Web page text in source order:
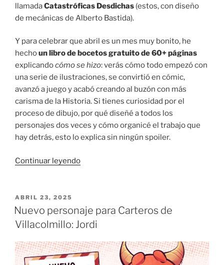
llamadaCatastróficas Desdichas (estos, con diseño
de mecánicas de Alberto Bastida).
Y para celebrar que abril es un mes muy bonito, he
hechoun libro de bocetos gratuito de 60+ páginas
explicandocómo se hizo: verás cómo todo empezó con
una serie de ilustraciones, se convirtió en cómic,
avanzó a juego y acabó creando al buzón con más
carisma de la Historia. Si tienes curiosidad por el
proceso de dibujo, por qué diseñé a todos los
personajes dos veces y cómo organicé el trabajo que
hay detrás, esto lo explica sin ningún spoiler.
Continuar leyendo«Villacolmillo:
bocetos»
PUBLICADO
EL
ABRIL 23, 2025
Nuevo personaje para Carteros de
Villacolmillo: Jordi